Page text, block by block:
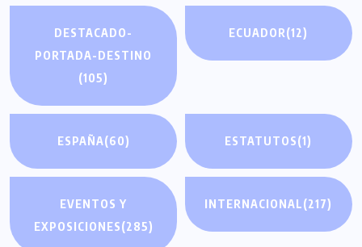
DESTACADO-
PORTADA-DESTINO
(105)
ECUADOR(12)
ESPAÑA(60) ESTATUTOS(1)
EVENTOS Y
EXPOSICIONES(285)
INTERNACIONAL(217)